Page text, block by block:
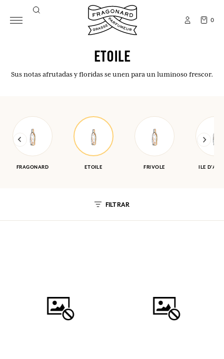
0
ETOILE
Sus notas afrutadas y floridas se unen para un luminoso frescor.
FRAGONARD ETOILE FRIVOLE ILE
FILTRAR